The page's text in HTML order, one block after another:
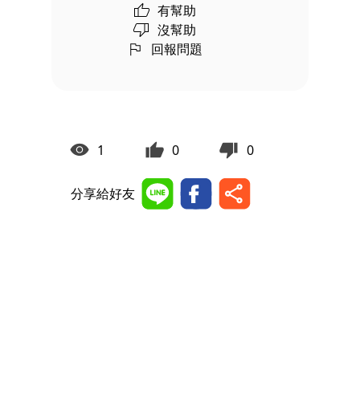
有幫助
沒幫助
回報問題
1 0 0
分享給好友